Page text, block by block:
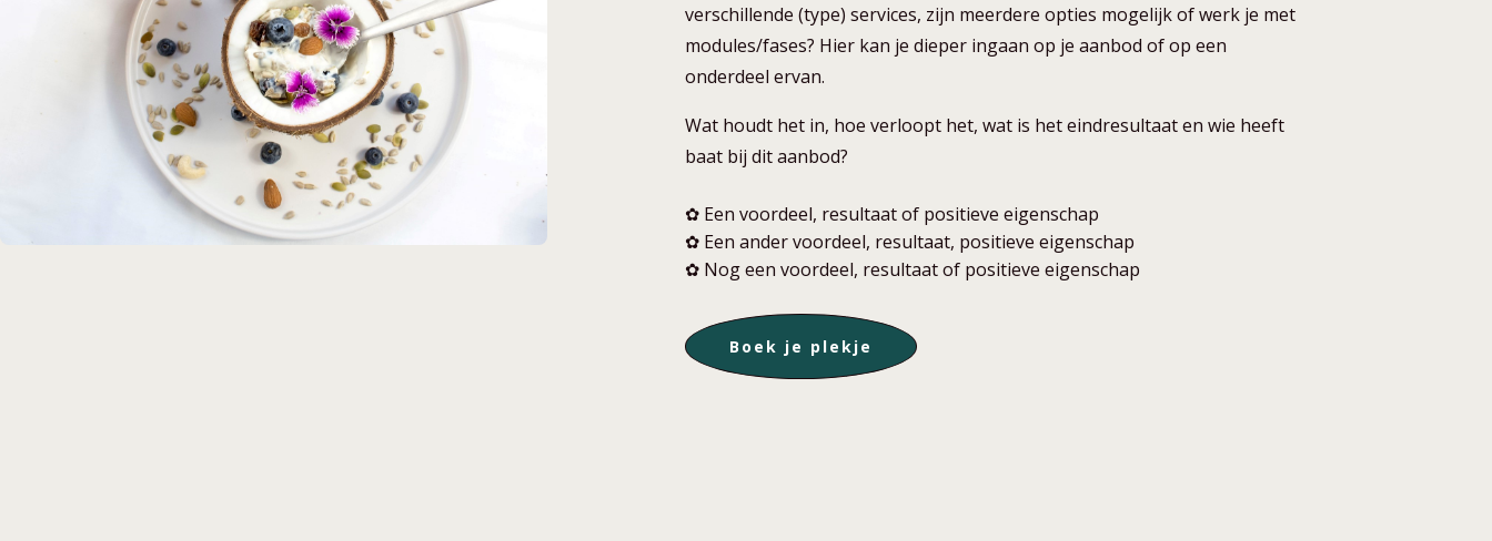
verschillende (type) services, zijn meerdere opties mogelijk of werk je met
modules/fases? Hier kan je dieper ingaan op je aanbod of op een
onderdeel ervan.
Wat houdt het in, hoe verloopt het, wat is het eindresultaat en wie heeft
baat bij dit aanbod?
✿ Een voordeel, resultaat of positieve eigenschap
✿ Een ander voordeel, resultaat, positieve eigenschap
✿ Nog een voordeel, resultaat of positieve eigenschap
Boek je plekje